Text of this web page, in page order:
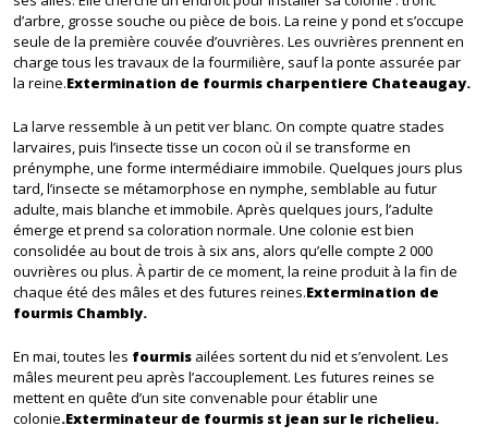
d’arbre, grosse souche ou pièce de bois. La reine y pond et s’occupe
seule de la première couvée d’ouvrières. Les ouvrières prennent en
charge tous les travaux de la fourmilière, sauf la ponte assurée par
la reine.Extermination de fourmis charpentiere Chateaugay.
La larve ressemble à un petit ver blanc. On compte quatre stades
larvaires, puis l’insecte tisse un cocon où il se transforme en
prénymphe, une forme intermédiaire immobile. Quelques jours plus
tard, l’insecte se métamorphose en nymphe, semblable au futur
adulte, mais blanche et immobile. Après quelques jours, l’adulte
émerge et prend sa coloration normale. Une colonie est bien
consolidée au bout de trois à six ans, alors qu’elle compte 2 000
ouvrières ou plus. À partir de ce moment, la reine produit à la fin de
chaque été des mâles et des futures reines.Extermination de
fourmis Chambly.
En mai, toutes les fourmis ailées sortent du nid et s’envolent. Les
mâles meurent peu après l’accouplement. Les futures reines se
mettent en quête d’un site convenable pour établir une
colonie.Exterminateur de fourmis st jean sur le richelieu.